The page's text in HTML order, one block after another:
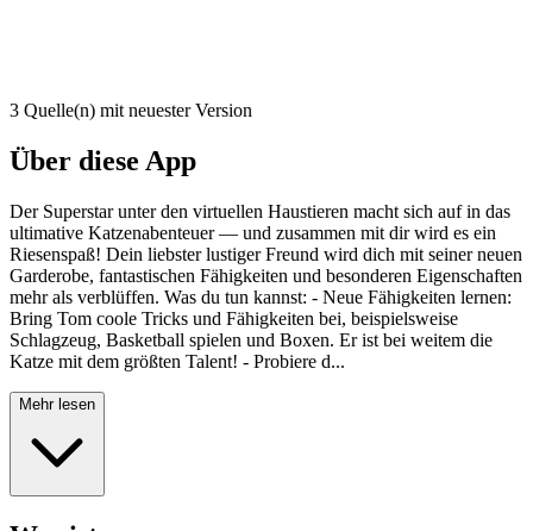
3 Quelle(n) mit neuester Version
Über diese App
Der Superstar unter den virtuellen Haustieren macht sich auf in das
ultimative Katzenabenteuer — und zusammen mit dir wird es ein
Riesenspaß! Dein liebster lustiger Freund wird dich mit seiner neuen
Garderobe, fantastischen Fähigkeiten und besonderen Eigenschaften
mehr als verblüffen. Was du tun kannst: - Neue Fähigkeiten lernen:
Bring Tom coole Tricks und Fähigkeiten bei, beispielsweise
Schlagzeug, Basketball spielen und Boxen. Er ist bei weitem die
Katze mit dem größten Talent! - Probiere d...
Mehr lesen